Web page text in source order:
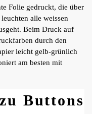
Folie gedruckt, die über
alle weissen
Beim Druck auf
durch den
leicht gelb-grünlich
am besten mit
zu Buttons